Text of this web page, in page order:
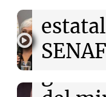
Familias
pérdidas de
dólares por
Episodios
que
Audio.